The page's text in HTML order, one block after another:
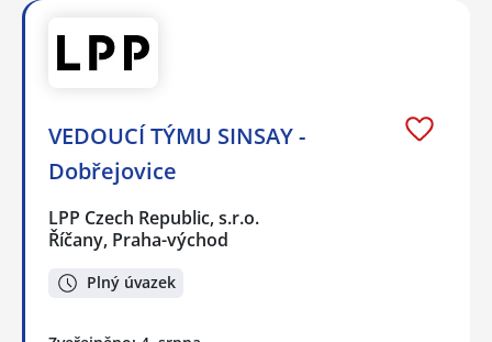
VEDOUCÍ TÝMU SINSAY -
Dobřejovice
LPP Czech Republic, s.r.o.
Říčany, Praha-východ
Plný úvazek